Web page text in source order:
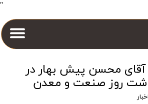
"
محسن پیش بهار در
روز صنعت و معدن
اخبار